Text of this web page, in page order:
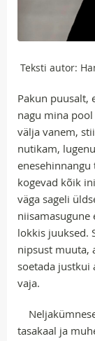
Teksti autor:
Pakun puusalt,
nagu mina
välja vanem,
nutikam,
kogevad kõik
väga sageli
niisamasugune
lokkis juuksed.
nipsust muuta,
soetada justkui
vaja.
tasakaal ja